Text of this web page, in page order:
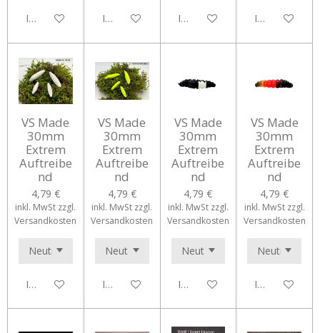
In den WarenkorbIn den WarenkorbIn den WarenkorbIn den
VS Made
30mm
Extrem
Auftreibe
nd
4,79 €
inkl. MwSt zzgl.
Versandkosten
In den Warenkorb
VS Made
30mm
Extrem
Auftreibe
nd
4,79 €
inkl. MwSt zzgl.
Versandkosten
In den Warenkorb
VS Made
30mm
Extrem
Auftreibe
nd
4,79 €
inkl. MwSt zzgl.
Versandkosten
In den Warenkorb
VS Made
30mm
Extrem
Auftreibe
nd
4,79 €
inkl. MwSt zzgl.
Versandkosten
In den